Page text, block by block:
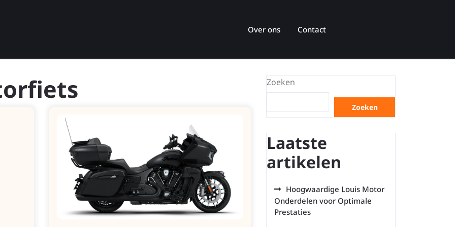
Over ons Contact
Zoeken
Zoeken
Laatste
artikelen
Hoogwaardige Louis Motor
Onderdelen voor Optimale
Prestaties